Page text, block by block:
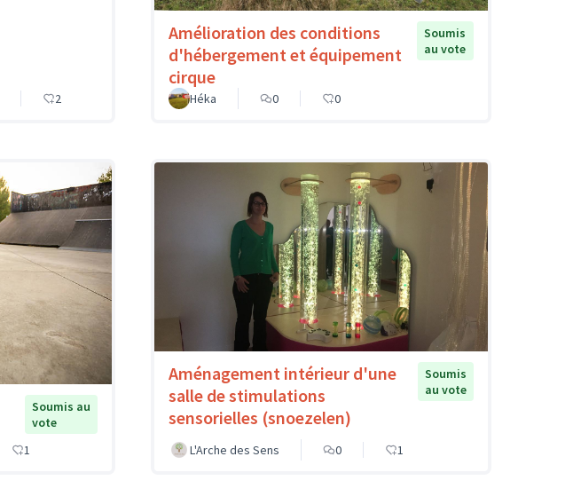
2
Amélioration des conditions
d'hébergement et équipement
cirque
Soumis
au vote
Héka 0 0
Soumis au
vote
1
Aménagement intérieur d'une
salle de stimulations
sensorielles (snoezelen)
Soumis
au vote
L'Arche des Sens 0 1